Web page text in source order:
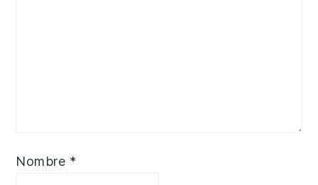
Nombre *